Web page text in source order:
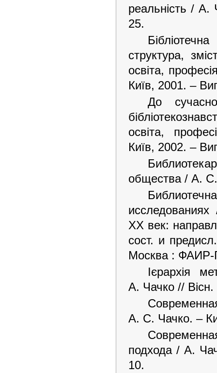
реальність /
25.
структура,
освіта,
Київ, 2001. –
До
освіта,
Київ, 2002. –
общества / А.
XX век:
сост. и
Москва :
Ієрархія
А. Чачко //
А. С. Чачко. –
подхода / А.
10.